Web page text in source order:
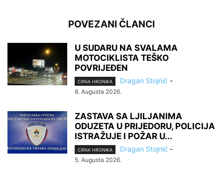
POVEZANI ČLANCI
U SUDARU NA SVALAMA
MOTOCIKLISTA TEŠKO
POVRIJEĐEN
CRNA HRONIKA Dragan Stojnić -
8. Augusta 2026.
ZASTAVA SA LJILJANIMA
ODUZETA U PRIJEDORU, POLICIJA
ISTRAŽUJE I POŽAR U...
CRNA HRONIKA Dragan Stojnić -
5. Augusta 2026.